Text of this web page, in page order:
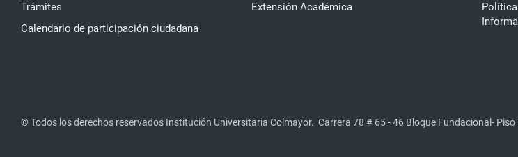
Trámites
Calendario de participación ciudadana
Extensión Académica
© Todos los derechos reservados Institución Universitaria Colmayor. Carrera 78 # 65 - 46 Bloque Fundacional-